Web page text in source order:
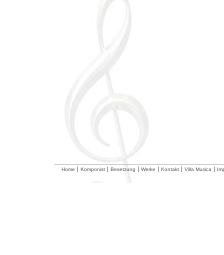
Home Komponist Besetzung Werke Kontakt Villa Musica